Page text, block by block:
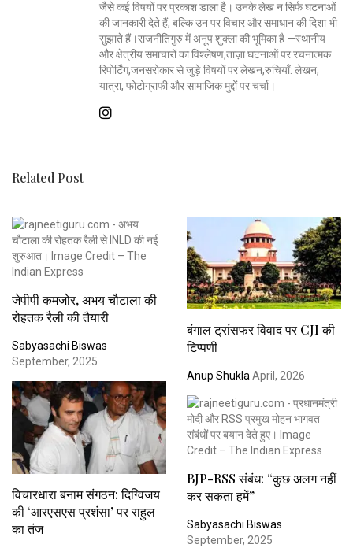
जैसे कई विषयों पर प्रकाश डाला है। उनके लेख न सिर्फ घटनाओं
की जानकारी देते हैं, बल्कि उन पर विचार और समाधान की दिशा भी
सुझाते हैं।राजनीतिगुरु में अनूप शुक्ला की भूमिका है —स्थानीय
और क्षेत्रीय समाचारों का विश्लेषण,ताज़ा घटनाओं पर रचनात्मक
रिपोर्टिंग,जनसरोकार से जुड़े विषयों पर लेखन,रुचियाँ: लेखन,
यात्रा, फोटोग्राफी और सामाजिक मुद्दों पर चर्चा।
Related Post
जेपीपी कमजोर, अभय चौटाला की
रोहतक रैली की तैयारी
Sabyasachi Biswas
September, 2025
बंगाल ट्रांसफर विवाद पर CJI की
टिप्पणी
Anup Shukla April, 2026
विचारधारा बनाम संगठन: दिग्विजय
की ‘आरएसएस प्रशंसा’ पर राहुल
का तंज
BJP-RSS संबंध: “कुछ अलग नहीं
कर सकता हमें”
Sabyasachi Biswas
September, 2025